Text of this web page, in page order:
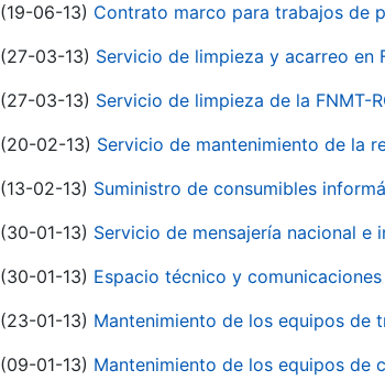
(19-06-13) Contrato marco para trabajos de
(27-03-13) Servicio de limpieza y acarreo en
(27-03-13) Servicio de limpieza de la FNMT-
(20-02-13) Servicio de mantenimiento de la
(13-02-13) Suministro de consumibles
(30-01-13) Servicio de mensajería nacional e
(30-01-13) Espacio técnico y
(23-01-13) Mantenimiento de los equipos de
(09-01-13) Mantenimiento de los equipos de